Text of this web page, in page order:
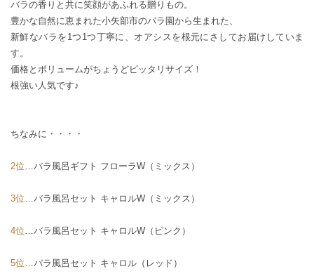
バラの香りと共に笑顔があふれる贈りもの。
豊かな自然に恵まれた小矢部市のバラ園から生まれた、
新鮮なバラを1つ1つ丁寧に、オアシスを根元にさしてお届けしていま
す。
価格とボリュームがちょうどピッタリサイズ！
根強い人気です♪
ちなみに・・・・
2位 バラ風呂ギフト フローラW（ミックス）
3位 バラ風呂セット キャロルW（ミックス）
4位 バラ風呂セット キャロルW（ピンク）
5位 バラ風呂セット キャロル（レッド）